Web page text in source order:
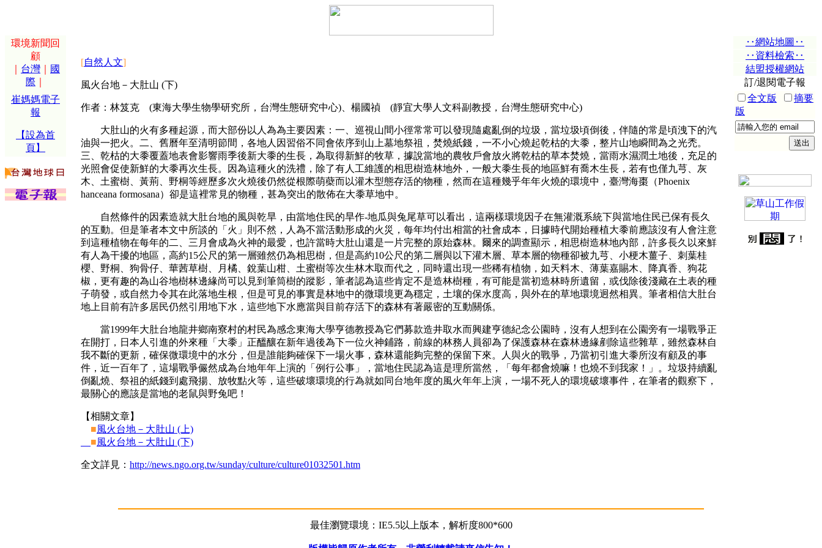
環境新聞回
顧
台灣
國
際
崔媽媽電子
報
【設為首
頁】
[自然人文]
風火台地－大肚山 (下)
作者：林笈克 (東海大學生物學研究所，台灣生態研究中心)、楊國禎 (靜宜大學人文科副教授，台灣生態研究中心)
大肚山的火有多種起源，而大部份以人為為主要因素：一、巡視山間小徑常常可以發現隨處亂倒的垃圾，當垃圾頃倒後，伴隨的常是頃洩下的汽
油與一把火。二、舊曆年至清明節間，各地人因習俗不同會依序到山上墓地祭祖，焚燒紙錢，一不小心燒起乾枯的大黍，整片山地瞬間為之光禿。
三、乾枯的大黍覆蓋地表會影響雨季後新大黍的生長，為取得新鮮的牧草，據說當地的農牧戶會放火將乾枯的草本焚燒，當雨水濕潤土地後，充足的
光照會促使新鮮的大黍再次生長。因為這種火的洗禮，除了有人工維護的相思樹造林地外，一般大黍生長的地區鮮有喬木生長，若有也僅九芎、灰
木、土蜜樹、黃荊、野桐等經歷多次火燒後仍然從根際萌蘗而以灌木型態存活的物種，然而在這種幾乎年年火燒的環境中，臺灣海棗（Phoenix
hanceana formosana）卻是這裡常見的物種，甚為突出的散佈在大黍草地中。
自然條件的因素造就大肚台地的風與乾旱，由當地住民的旱作-地瓜與兔尾草可以看出，這兩樣環境因子在無灌溉系統下與當地住民已保有長久
的互動。但是筆者本文中所談的「火」則不然，人為不當活動形成的火災，每年均付出相當的社會成本，日據時代開始種植大黍前應該沒有人會注意
到這種植物在每年的二、三月會成為火神的最愛，也許當時大肚山還是一片完整的原始森林。爾來的調查顯示，相思樹造林地內部，許多長久以來鮮
有人為干擾的地區，高約15公尺的第一層雖然仍為相思樹，但是高約10公尺的第二層與以下灌木層、草本層的物種卻被九芎、小梗木薑子、刺葉桂
櫻、野桐、狗骨仔、華茜草樹、月橘、銳葉山柑、土蜜樹等次生林木取而代之，同時還出現一些稀有植物，如天料木、薄葉嘉賜木、降真香、狗花
椒，更有趣的為山谷地樹林邊緣尚可以見到筆筒樹的蹤影，筆者認為這些肯定不是造林樹種，有可能是當初造林時所遺留，或伐除後淺藏在土表的種
子萌發，或自然力令其在此落地生根，但是可見的事實是林地中的微環境更為穩定，土壤的保水度高，與外在的草地環境迥然相異。筆者相信大肚台
地上目前有許多居民仍然引用地下水，這些地下水應當與目前存活下的森林有著嚴密的互動關係。
當1999年大肚台地龍井鄉南寮村的村民為感念東海大學亨德教授為它們募款造井取水而興建亨德紀念公園時，沒有人想到在公園旁有一場戰爭正
在開打，日本人引進的外來種「大黍」正醞釀在新年過後為下一位火神鋪路，前線的林務人員卻為了保護森林在森林邊緣剷除這些雜草，雖然森林自
我不斷的更新，確保微環境中的水分，但是誰能夠確保下一場火事，森林還能夠完整的保留下來。人與火的戰爭，乃當初引進大黍所沒有顧及的事
件，近一百年了，這場戰爭儼然成為台地年年上演的「例行公事」，當地住民認為這是理所當然，「每年都會燒嘛！也燒不到我家！」。垃圾持續亂
倒亂燒、祭祖的紙錢到處飛揚、放牧點火等，這些破壞環境的行為就如同台地年度的風火年年上演，一場不死人的環境破壞事件，在筆者的觀察下，
最關心的應該是當地的老鼠與野兔吧！
【相關文章】
■風火台地－大肚山 (上)
■風火台地－大肚山 (下)
全文詳見： http://news.ngo.org.tw/sunday/culture/culture01032501.htm
‥網站地圖‥
‥資料檢索‥
結盟授權網站
訂/退閱電子報
全文版
摘要
版
最佳瀏覽環境：IE5.5以上版本，解析度800*600